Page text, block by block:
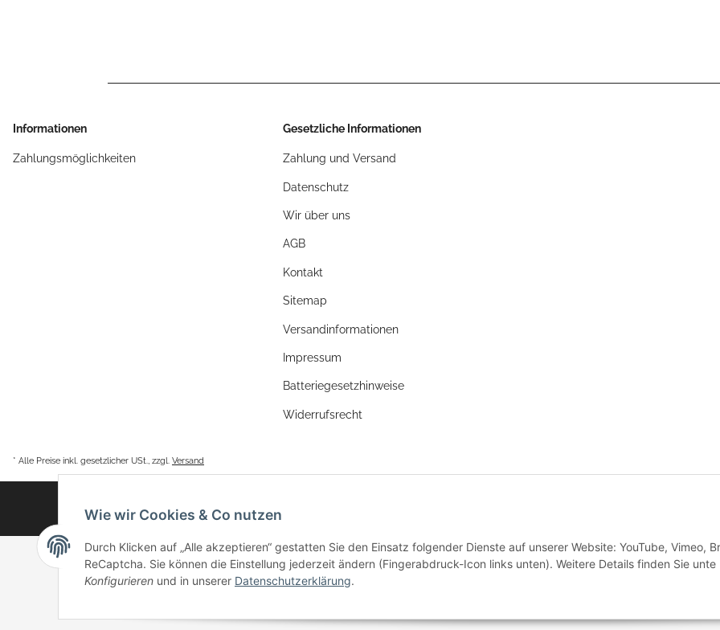
Informationen
Zahlungsmöglichkeiten
Gesetzliche Informationen
Zahlung und Versand
Datenschutz
Wir über uns
AGB
Kontakt
Sitemap
Versandinformationen
Impressum
Batteriegesetzhinweise
Widerrufsrecht
* Alle Preise inkl. gesetzlicher USt., zzgl. Versand
Wie wir Cookies & Co nutzen
Durch Klicken auf „Alle akzeptieren“ gestatten Sie den Einsatz folgender Dienste auf unserer Website: YouTube, Vimeo,
ReCaptcha. Sie können die Einstellung jederzeit ändern (Fingerabdruck-Icon links unten). Weitere Details finden Sie unte
Konfigurieren und in unserer Datenschutzerklärung.